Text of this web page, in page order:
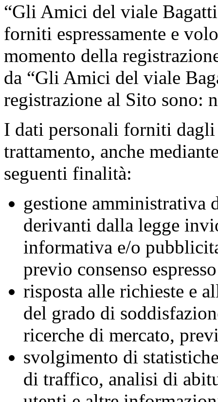
“Gli Amici del viale
forniti espressamente e
momento della
da “Gli Amici del viale
registrazione al Sito sono:
I dati personali forniti
trattamento, anche
seguenti finalità:
gestione amministrativa
derivanti dalla legge
informativa e/o
previo consenso
risposta alle richieste e
del grado di
ricerche di mercato,
svolgimento di
di traffico, analisi di